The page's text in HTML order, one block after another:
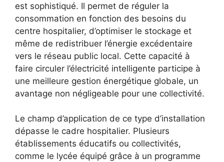
est sophistiqué. Il permet de réguler la
consommation en fonction des besoins du
centre hospitalier, d’optimiser le stockage et
même de redistribuer l’énergie excédentaire
vers le réseau public local. Cette capacité à
faire circuler l’électricité intelligente participe à
une meilleure gestion énergétique globale, un
avantage non négligeable pour une collectivité.
Le champ d’application de ce type d’installation
dépasse le cadre hospitalier. Plusieurs
établissements éducatifs ou collectivités,
comme le lycée équipé grâce à un programme